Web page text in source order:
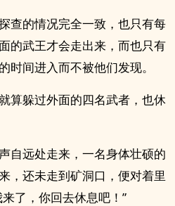
查的情况完全一致，也只有每
的武王才会走出来，而也只有
时间进入而不被他们发现。
算躲过外面的四名武者，也休
自远处走来，一名身体壮硕的
，还未走到矿洞口，便对着里
了，你回去休息吧！”